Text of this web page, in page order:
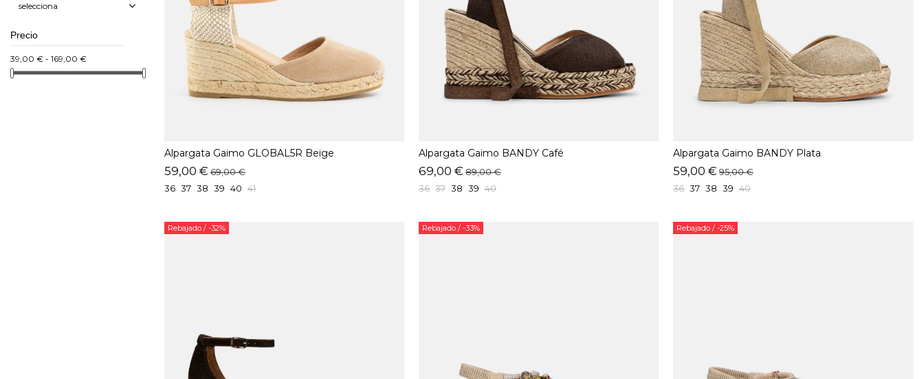
Alpargata Gaimo GLOBAL5R Beige
59,00 € 69,00 €
36 37 38 39 40 41
Alpargata Gaimo BANDY Café
69,00 € 89,00 €
36 37 38 39 40
Alpargata Gaimo BANDY Plata
59,00 € 95,00 €
36 37 38 39 40
Rebajado / -32% Rebajado / -33% Rebajado / -25%
selecciona
Precio
39,00 € - 169,00 €